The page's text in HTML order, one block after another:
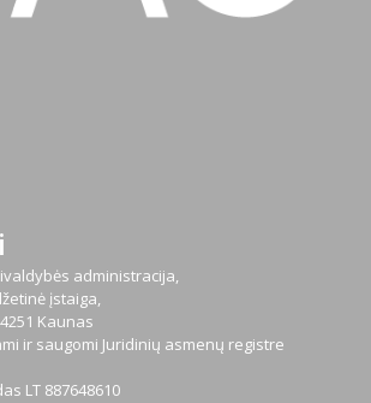
administracija,
įstaiga,
Kaunas
ir saugomi Juridinių asmenų registre
LT 887648610